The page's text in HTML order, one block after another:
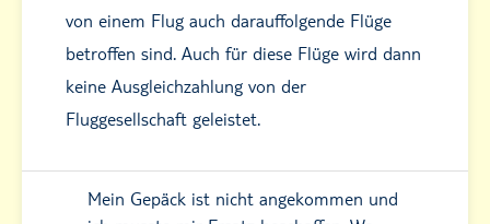
von einem Flug auch darauffolgende Flüge
betroffen sind. Auch für diese Flüge wird dann
keine Ausgleichzahlung von der
Fluggesellschaft geleistet.
​​​​​​​Mein Gepäck ist nicht angekommen und